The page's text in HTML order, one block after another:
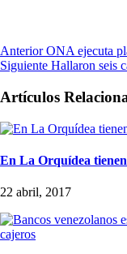
Anterior ONA ejecuta
Siguiente Hallaron seis
Artículos
En La Orquídea
22 abril, 2017